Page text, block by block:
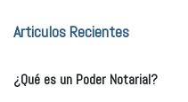
Articulos Recientes
¿Qué es un Poder Notarial?